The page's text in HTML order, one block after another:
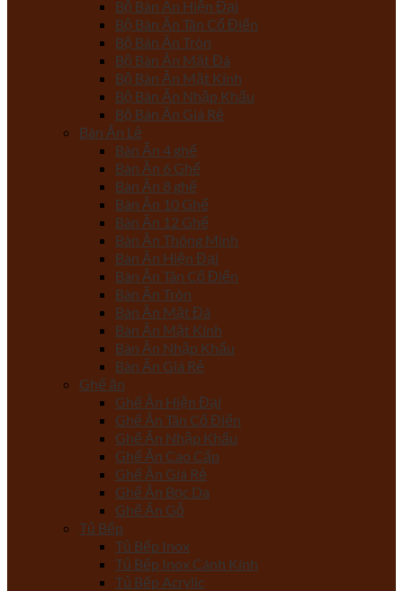
Bộ Bàn Ăn Hiện Đại
Bộ Bàn Ăn Tân Cổ Điển
Bộ Bàn Ăn Tròn
Bộ Bàn Ăn Mặt Đá
Bộ Bàn Ăn Mặt Kính
Bộ Bàn Ăn Nhập Khẩu
Bộ Bàn Ăn Giá Rẻ
Bàn Ăn Lẻ
Bàn Ăn 4 ghế
Bàn Ăn 6 Ghế
Bàn Ăn 8 ghế
Bàn Ăn 10 Ghế
Bàn Ăn 12 Ghế
Bàn Ăn Thông Minh
Bàn Ăn Hiện Đại
Bàn Ăn Tân Cổ Điển
Bàn Ăn Tròn
Bàn Ăn Mặt Đá
Bàn Ăn Mặt Kính
Bàn Ăn Nhập Khẩu
Bàn Ăn Giá Rẻ
Ghế ăn
Ghế Ăn Hiện Đại
Ghế Ăn Tân Cổ Điển
Ghế Ăn Nhập Khẩu
Ghế Ăn Cao Cấp
Ghế Ăn Giá Rẻ
Ghế Ăn Bọc Da
Ghế Ăn Gỗ
Tủ Bếp
Tủ Bếp Inox
Tủ Bếp Inox Cánh Kính
Tủ Bếp Acrylic